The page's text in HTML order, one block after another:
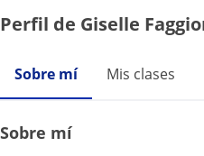
Perfil de Giselle
Sobre mí Mis clases
Sobre mí